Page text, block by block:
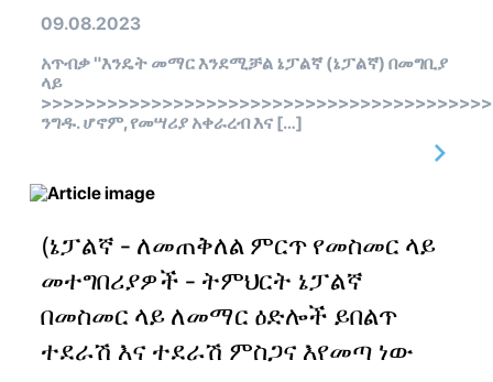
09.08.2023
አጥብቃ "እንዴት መማር እንደሚቻል ኔፓልኛ (ኔፓልኛ) በመግቢያ
ላይ
ንግዱ. ሆኖም, የመሣሪያ አቀራረብ እና […]
(ኔፓልኛ - ለመጠቅለል ምርጥ የመስመር ላይ
መተግበሪያዎች - ትምህርት ኔፓልኛ
በመስመር ላይ ለመማር ዕድሎች ይበልጥ
ተደራሽ እና ተደራሽ ምስጋና እየመጣ ነው